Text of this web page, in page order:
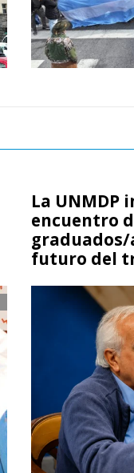
La UNMDP
encuentro
graduados/
futuro del